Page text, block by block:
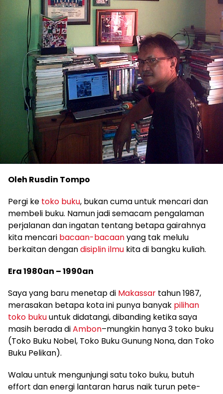
Oleh Rusdin Tompo
Pergi ke toko buku, bukan cuma untuk mencari dan
membeli buku. Namun jadi semacam pengalaman
perjalanan dan ingatan tentang betapa gairahnya
kita mencari bacaan-bacaanyang tak melulu
berkaitan dengandisiplin ilmu kita di bangku kuliah.
Era 1980an – 1990an
Saya yang baru menetap di Makassar tahun 1987,
merasakan betapa kota ini punya banyak pilihan
toko bukuuntuk didatangi, dibanding ketika saya
masih berada diAmbon–mungkin hanya 3 toko buku
(Toko Buku Nobel, Toko Buku Gunung Nona, dan Toko
Buku Pelikan).
Walau untuk mengunjungi satu toko buku, butuh
effort dan energi lantaran harus naik turun pete-